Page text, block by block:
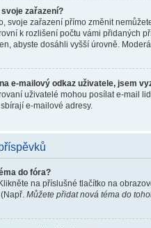
zařazení?
svoje zařazení přímo změnit
k rozlišení počtu vámi přidaných
abyste dosáhli vyšší úrovně.
e-mailový odkaz uživatele, jsem
uživatelé mohou posílat e-mail
e-mailové adresy.
do fóra?
na příslušné tlačítko na
Můžete přidat nová téma do